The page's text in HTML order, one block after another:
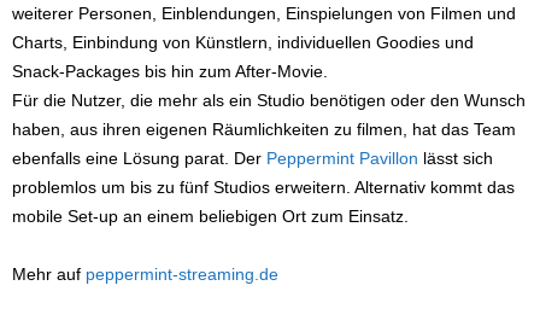
weiterer Personen, Einblendungen, Einspielungen von Filmen und
Charts, Einbindung von Künstlern, individuellen Goodies und
Snack-Packages bis hin zum After-Movie.
Für die Nutzer, die mehr als ein Studio benötigen oder den Wunsch
haben, aus ihren eigenen Räumlichkeiten zu filmen, hat das Team
ebenfalls eine Lösung parat. Der Peppermint Pavillon lässt sich
problemlos um bis zu fünf Studios erweitern. Alternativ kommt das
mobile Set-up an einem beliebigen Ort zum Einsatz.
Mehr auf peppermint-streaming.de